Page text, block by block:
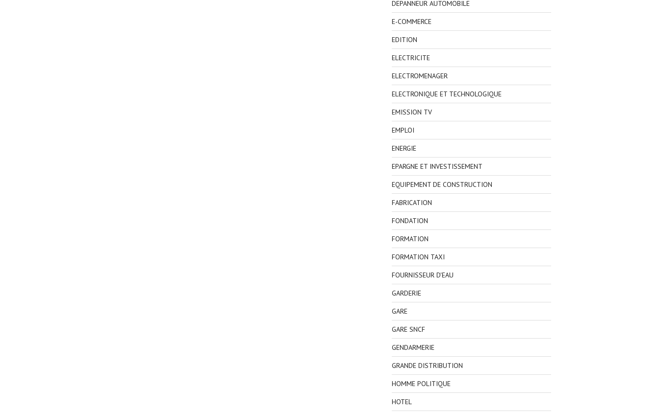
DEPANNEUR AUTOMOBILE
E-COMMERCE
EDITION
ELECTRICITE
ELECTROMENAGER
ELECTRONIQUE ET TECHNOLOGIQUE
EMISSION TV
EMPLOI
ENERGIE
EPARGNE ET INVESTISSEMENT
EQUIPEMENT DE CONSTRUCTION
FABRICATION
FONDATION
FORMATION
FORMATION TAXI
FOURNISSEUR D'EAU
GARDERIE
GARE
GARE SNCF
GENDARMERIE
GRANDE DISTRIBUTION
HOMME POLITIQUE
HOTEL